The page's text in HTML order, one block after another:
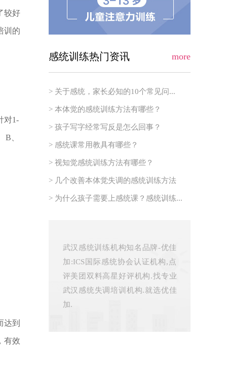
较好
训的
对1-
B、
到
有效
感统训练热门资讯 more
> 关于感统，家长必知的10个常见问...
> 本体觉的感统训练方法有哪些？
> 孩子写字经常写反是怎么回事？
> 感统课常用教具有哪些？
> 视知觉感统训练方法有哪些？
> 几个改善本体觉失调的感统训练方法
> 为什么孩子需要上感统课？感统训练...
武汉感统训练机构知名品牌-优佳
加:ICS国际感统协会认证机构,点
评美团双料高星好评机构.找专业
武汉感统失调培训机构.就选优佳
加.